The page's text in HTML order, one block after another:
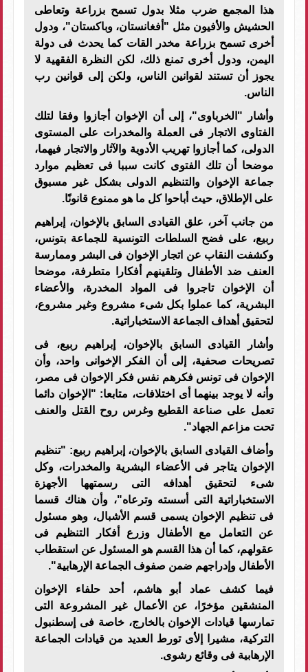
هذا المجمع ضرب مثلا بدول تسمح بزراعة وتعاطى
الحشيش والأفيون مثل "أفغانستان، وباكستان"، ودول
أخرى تسمح بزراعة مخدر القات كما يحدث فى دولة
اليمن، ودول أخرى تمنع ذلك، لكن النظرة الفقهية لا
يجوز أن تستند لقوانين الناس، ولكن إلى قوانين رب
الناس.
وأشار "الخرباوى"، إلى أن الإخوان أجازوا وفقا لتلك
الفتاوى الاتجار فى العملة والمخدرات على المستوى
الدولى، كما أجازوا تهريب الأدوية والآثار والاتجار فيهما،
موضحا أن تلك الفتوى كانت سببا فى تعظيم موارد
جماعة الإخوان والتنظيم الدولى بشكل غير مسبوق
على الإطلاق، حيث أباحوا كل ما هو ممنوع قانونًا.
من جانب آخر، علق القيادى السابق بالإخوان، إبراهيم
ربيع، على فضح السلطات التونسية للجماعة بتونس،
وكشفت النقاب عن اتجار الإخوان فى البشر وممارسة
العنف ضد الأطفال وتلقينهم أفكارا متطرفة، موضحا
أن الإخوان تاجروا فى المواد المخدرة، والأعضاء
البشرية، كما عملوا بكل شىء مشروع وغير مشروع،
لتحقيق أهداف الجماعة الاستخباراتية.
وأشار القيادى السابق بالإخوان، إبراهيم ربيع، فى
تصريحات صحفية، إلى أن الفكر الإخوانى واحد، وأن
الإخوان فى تونس فكرهم نفس فكر الإخوان فى مصر،
وأنه لا يوجد بينهما أى اختلافات، متابعا: "الإخوان دائما
تعمل على صناعة القطيع وغرس روح القتل والعنف
تحت مزاعم الجهاد".
وأضاف القيادى السابق بالإخوان، إبراهيم ربيع: "تنظيم
الإخوان يتاجر فى الأعضاء البشرية والمخدرات، وكل
شىء لتحقيق أهدافه التى رسمتهها الأجهزة
الاستخباراتية التى أسسته وترعاه"، وأن هناك قسما
فى تنظيم الإخوان يسمى قسم الأشبال، وهو مسئول
عن التعامل مع الأطفال وزرع أفكار التنظيم فى
عقولهم، كما أن هذا القسم هو المسئول عن استقطاب
الأطفال وإدراجهم ضمن صفوف الجماعة الإرهابية".
فيما كشف عماد أبو هاشم، أحد حلفاء الإخوان
المنشقين مؤخرًا، عن الأعمال غير المشروعة التى
تمارسها قيادات الإخوان بالخارج، خاصة فى إسطنبول
التركية، مشيرا إلأى تورط العديد من قيادات الجماعة
الإرهابية فى وقائع رشوى.